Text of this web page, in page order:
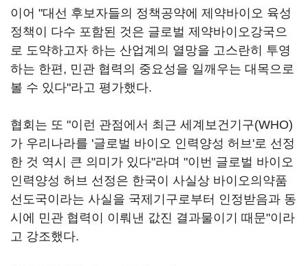
이어 "대선 후보자들의 정책공약에 제약바이오 육성
정책이 다수 포함된 것은 글로벌 제약바이오강국으
로 도약하고자 하는 산업계의 열망을 고스란히 투영
하는 한편, 민관 협력의 중요성을 일깨우는 대목으로
볼 수 있다"라고 평가했다.
협회는 또 "이런 관점에서 최근 세계보건기구(WHO)
가 우리나라를 '글로벌 바이오 인력양성 허브'로 선정
한 것 역시 큰 의미가 있다"라며 "이번 글로벌 바이오
인력양성 허브 선정은 한국이 사실상 바이오의약품
선도국이라는 사실을 국제기구로부터 인정받음과 동
시에 민관 협력이 이뤄낸 값진 결과물이기 때문"이라
고 강조했다.